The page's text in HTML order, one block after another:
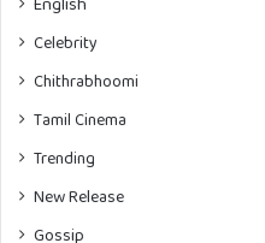
Celebrity
Chithrabhoomi
Tamil Cinema
Trending
New Release
Gossip